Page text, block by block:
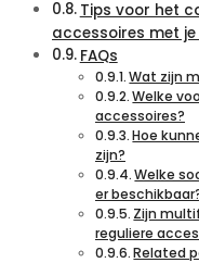
Tips voor het
accessoires met
FAQs
Wat zijn
Welke
accessoires?
Hoe
zijn?
Welke
er
Zijn
reguliere
Related